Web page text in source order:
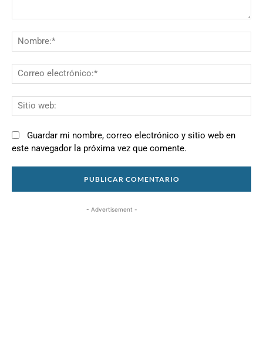
Guardar mi nombre, correo electrónico y sitio web en
este navegador la próxima vez que comente.
- Advertisement -